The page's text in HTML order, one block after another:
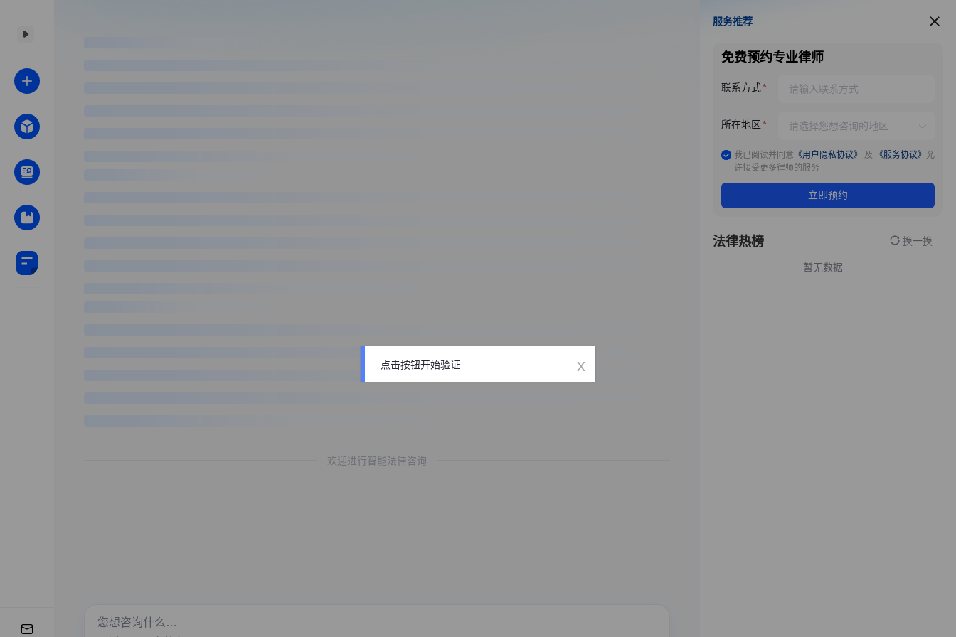
欢迎进行智能法律咨询
服务推荐
服务推荐
免费预约专业律师
联系方式
所在地区
我已阅读并同意 《用户隐私协议》 及 《服务协议》 允
许接受更多律师的服务
立即预约
法律热榜 换一换
暂无数据
点击按钮开始验证 x